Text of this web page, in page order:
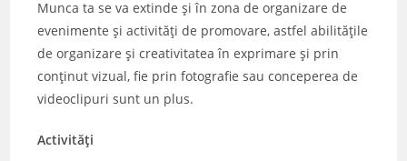
Munca ta se va extinde și în zona de organizare de
evenimente și activități de promovare, astfel abilitățile
de organizare și creativitatea în exprimare și prin
conținut vizual, fie prin fotografie sau conceperea de
videoclipuri sunt un plus.
Activități